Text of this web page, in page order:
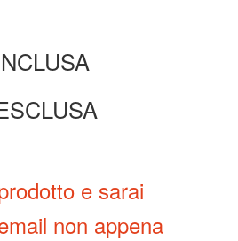
e sarai
non appena